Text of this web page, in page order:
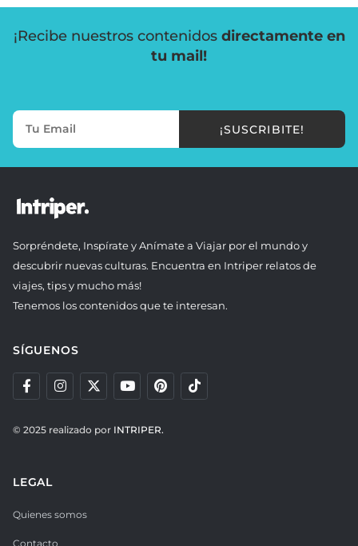
¡Recibe nuestros contenidos directamente en
tu mail!
¡SUSCRIBITE!
Sorpréndete, Inspírate y Anímate a Viajar por el mundo y
descubrir nuevas culturas. Encuentra en Intriper relatos de
viajes, tips y mucho más!
Tenemos los contenidos que te interesan.
SÍGUENOS
© 2025 realizado por INTRIPER.
LEGAL
Quienes somos
Contacto